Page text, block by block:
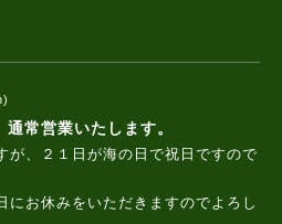
常営業いたします。
が、２１日が海の日で祝日ですので
にお休みをいただきますのでよろし